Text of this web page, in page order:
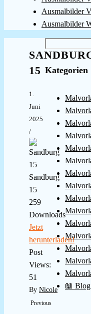
Ausmalbilder
Ausmalbilder
15
1.
Juni
2025
/
Sandburg
15
259
Downloads
Jetzt
herunterladen!
Post
Views:
51
By Nicole
Previous
Kategorien
📖 Blog